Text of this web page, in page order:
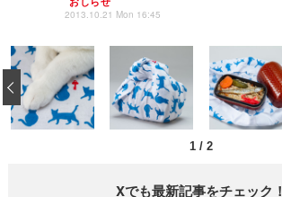
2013.10.21 Mon 16:45
1 / 2
‹
Xでも最新記事をチェック！